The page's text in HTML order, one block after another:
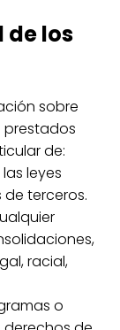
de los
sobre
prestados
de:
leyes
terceros.
racial,
o